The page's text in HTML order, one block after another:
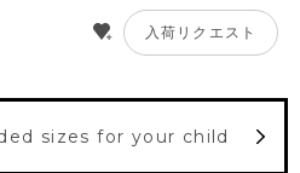
入荷リクエスト
sizes for your child